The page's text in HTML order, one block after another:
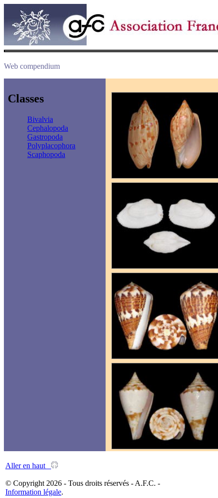
Web compendium
Classes
Bivalvia
Cephalopoda
Gastropoda
Polyplacophora
Scaphopoda
Aller en haut
© Copyright 2026 - Tous droits réservés - A.F.C. -
Information légale.